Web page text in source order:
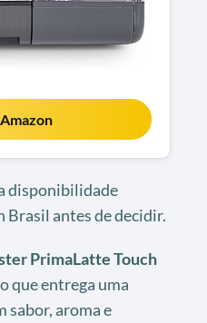
disponibilidade
antes de decidir.
PrimaLatte Touch
que entrega uma
sabor, aroma e